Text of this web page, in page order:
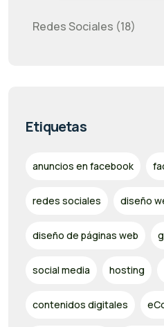
Redes Sociales (18)
Etiquetas
anuncios en facebook
redes sociales diseño
diseño de páginas web
social media hosting
contenidos digitales